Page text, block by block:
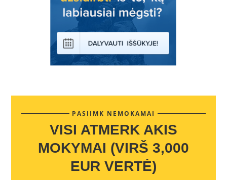
PASIIMK NEMOKAMAI
VISI ATMERK AKIS
MOKYMAI (VIRŠ 3,000
EUR VERTĖ)